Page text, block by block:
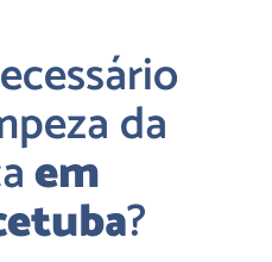
da
em
?